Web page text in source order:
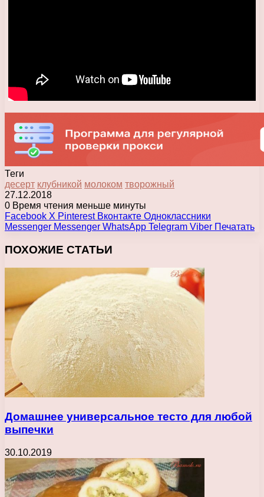
Теги
десерт клубникой молоком творожный
27.12.2018
0 Время чтения меньше минуты
Facebook X Pinterest Вконтакте Одноклассники
Messenger Messenger WhatsApp Telegram Viber Печатать
ПОХОЖИЕ СТАТЬИ
Домашнее универсальное тесто для любой
выпечки
30.10.2019